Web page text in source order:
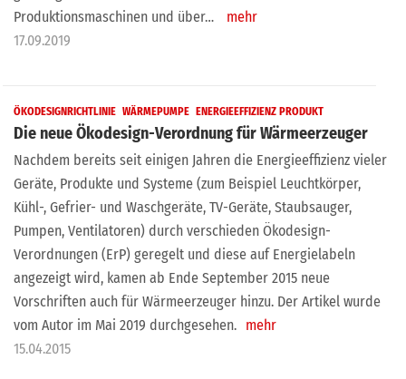
Produktionsmaschinen und über…
mehr
17.09.2019
ÖKODESIGNRICHTLINIE WÄRMEPUMPE ENERGIEEFFIZIENZ PRODUKT
Die neue Ökodesign-Verordnung für Wärmeerzeuger
Nachdem bereits seit einigen Jahren die Energieeffizienz vieler
Geräte, Produkte und Systeme (zum Beispiel Leuchtkörper,
Kühl-, Gefrier- und Waschgeräte, TV-Geräte, Staubsauger,
Pumpen, Ventilatoren) durch verschieden Ökodesign-
Verordnungen (ErP) geregelt und diese auf Energielabeln
angezeigt wird, kamen ab Ende September 2015 neue
Vorschriften auch für Wärmeerzeuger hinzu. Der Artikel wurde
vom Autor im Mai 2019 durchgesehen. mehr
15.04.2015